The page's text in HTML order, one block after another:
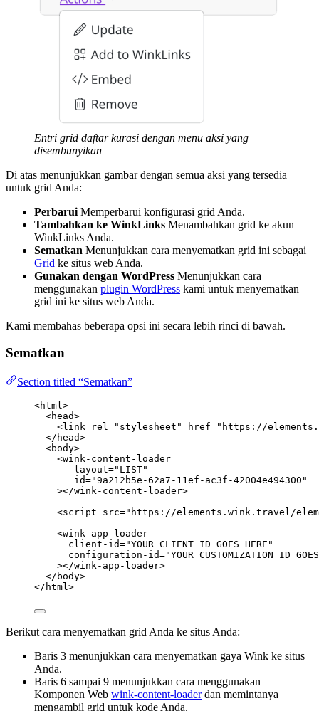
Entri grid daftar kurasi dengan menu aksi yang
disembunyikan
Di atas menunjukkan gambar dengan semua aksi yang tersedia
untuk grid Anda:
Perbarui Memperbarui konfigurasi grid Anda.
Tambahkan ke WinkLinks Menambahkan grid ke akun
WinkLinks Anda.
Sematkan Menunjukkan cara menyematkan grid ini sebagai
Grid ke situs web Anda.
Gunakan dengan WordPress Menunjukkan cara
menggunakan plugin WordPress kami untuk menyematkan
grid ini ke situs web Anda.
Kami membahas beberapa opsi ini secara lebih rinci di bawah.
Sematkan
Section titled “Sematkan”
<html>
<head>
<link rel=" stylesheet " href=" https://
</ head>
<body>
<wink-content-loader
layout=" LIST"
id="9a212b5e-62a7-11ef-ac3f-42004e494300 "
></wink-content-loader>
<script src=" https://elements.wink.travel/
<wink-app-loader
client-id="YOUR CLIENT ID GOES HERE "
configuration-id="YOUR CUSTOMIZATION ID
></wink-app-loader>
</ body>
</ html>
Berikut cara menyematkan grid Anda ke situs Anda:
Baris 3 menunjukkan cara menyematkan gaya Wink ke situs
Anda.
Baris 6 sampai 9 menunjukkan cara menggunakan
Komponen Web wink-content-loaderdan memintanya
mengambil grid untuk kode Anda.